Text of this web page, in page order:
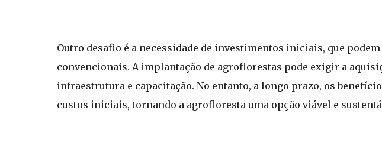
Outro desafio é a necessidade de investimentos iniciais, que
convencionais. A implantação de agroflorestas pode exigir a
infraestrutura e capacitação. No entanto, a longo prazo, os
custos iniciais, tornando a agrofloresta uma opção viável e